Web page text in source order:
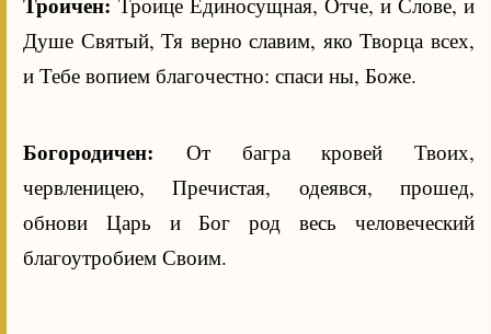
Душе Святый, Тя верно славим, яко Творца всех,
и Тебе вопием благочестно: спаси ны, Боже.
Богородичен: От багра кровей Твоих,
червленицею, Пречистая, одеявся, прошед,
обнови Царь и Бог род весь человеческий
благоутробием Своим.